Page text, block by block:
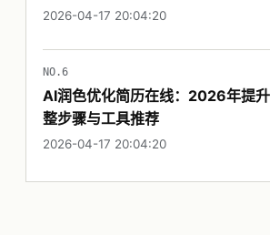
2026-04-17 20:04:20
NO.6
AI润色优化简历在线：2026年提
整步骤与工具推荐
2026-04-17 20:04:20